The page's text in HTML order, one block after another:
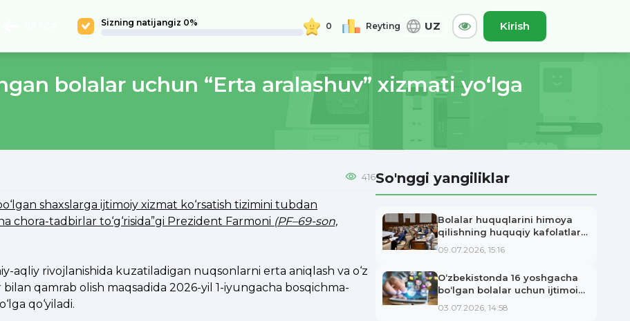
Sizning natijangiz 0% 0 Reyting UZ
A- Asl
Kirish
bolalar uchun “Erta aralashuv” xizmati yo‘lga
416
shaxslarga ijtimoiy xizmat ko‘rsatish tizimini tubdan
chora-tadbirlar to‘g‘risida”gi Prezident Farmoni (PF–69-son,
aqliy rivojlanishida kuzatiladigan nuqsonlarni erta aniqlash va o‘z
qamrab olish maqsadida 2026-yil 1-iyungacha bosqichma-
qo‘yiladi.
So'nggi yangiliklar
Bolalar huquqlarini himoya
qilishning huquqiy kafolatlari
09.07.2026, 15:16
O‘zbekistonda 16 yoshgacha
bo‘lgan bolalar uchun ijtimoiy
etilishi mumkin
03.07.2026, 14:58